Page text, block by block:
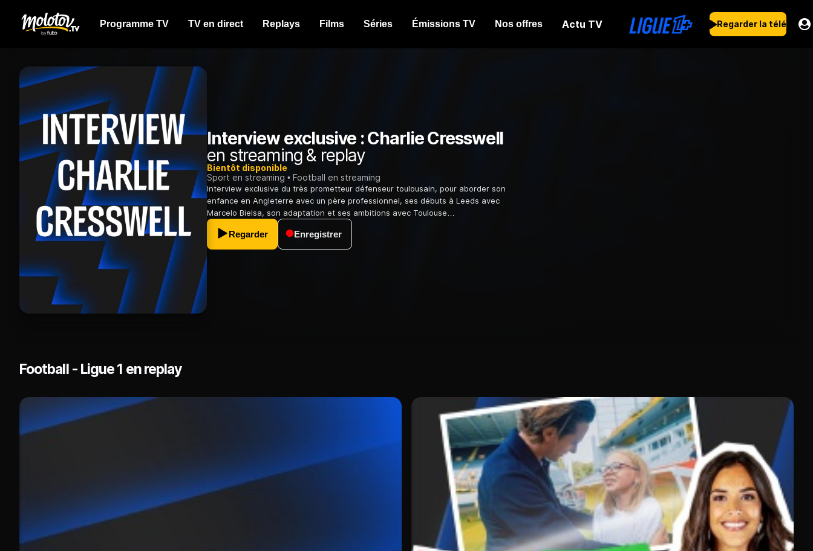
Programme TV TV en direct Replays Films Séries Émissions TV Nos offres Actu TV Regarder la télé
Interview exclusive : Charlie Cresswell
en streaming & replay
Bientôt disponible
Sport en streaming
Football en streaming
Interview exclusive du très prometteur défenseur toulousain, pour aborder son
enfance en Angleterre avec un père professionnel, ses débuts à Leeds avec
Marcelo Bielsa, son adaptation et ses ambitions avec Toulouse…
Regarder Enregistrer
Football - Ligue 1 en replay